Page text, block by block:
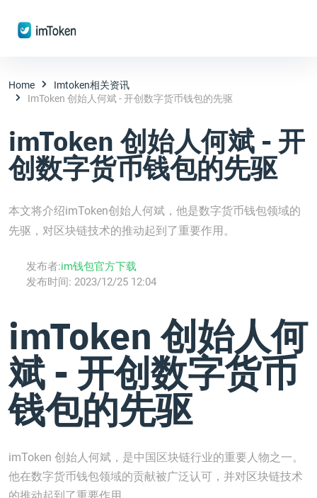
Home
Imtoken相关资讯
ImToken 创始人何斌 - 开创数字货币钱包的先驱
imToken 创始人何斌 - 开
创数字货币钱包的先驱
本文将介绍imToken创始人何斌，他是数字货币钱包领域的
先驱，对区块链技术的推动起到了重要作用。
发布者:im钱包官方下载
发布时间: 2023/12/25 12:04
imToken 创始人何
斌 - 开创数字货币
钱包的先驱
imToken 创始人何斌，是中国区块链行业的重要人物之一。
他在数字货币钱包领域的贡献被广泛认可，并对区块链技术